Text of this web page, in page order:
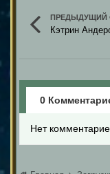
ПРЕДЫДУЩИЙ
Кэтрин
0
Нет